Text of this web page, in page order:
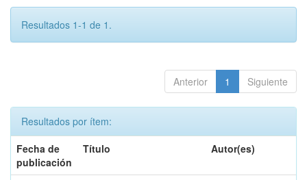
Resultados 1-1 de 1.
Anterior 1 Siguiente
Resultados por ítem:
Fecha de
publicación
Título Autor(es)